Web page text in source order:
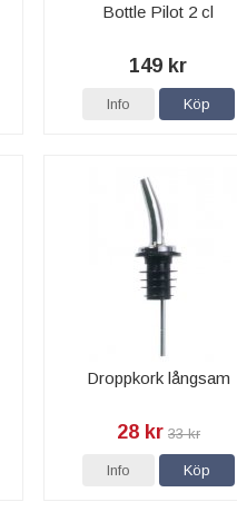
Bottle Pilot 2 cl
149 kr
Info Köp
Droppkork långsam
28 kr 33 kr
Info Köp